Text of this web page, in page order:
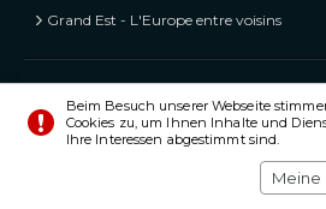
Grand Est - L'Europe entre voisins
Voisins - Nachbarn, Kostenlose
© Alle Rechte vorbehalten 2020 -
Beim Besuch unserer Webseite
Cookies zu, um Ihnen Inhalte und
Ihre Interessen abgestimmt sind.
Meine